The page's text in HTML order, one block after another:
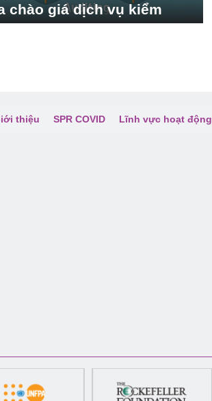
chào giá dịch vụ kiểm
thiệu SPR COVID Lĩnh vực hoạt động